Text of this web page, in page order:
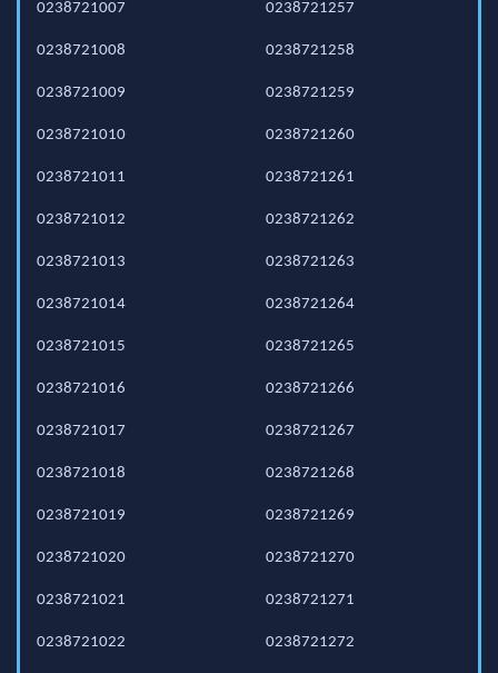
0238721007
0238721008
0238721009
0238721010
0238721011
0238721012
0238721013
0238721014
0238721015
0238721016
0238721017
0238721018
0238721019
0238721020
0238721021
0238721022
0238721257
0238721258
0238721259
0238721260
0238721261
0238721262
0238721263
0238721264
0238721265
0238721266
0238721267
0238721268
0238721269
0238721270
0238721271
0238721272